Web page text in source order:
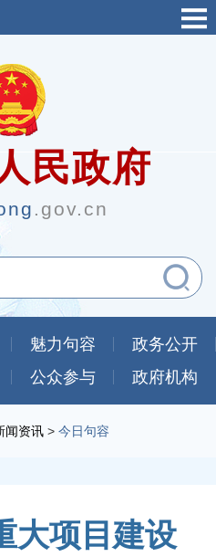
民政府
.gov.cn
魅力句容
政务公开
公众参与 政府机构
闻资讯 > 今日句容
大项目建设